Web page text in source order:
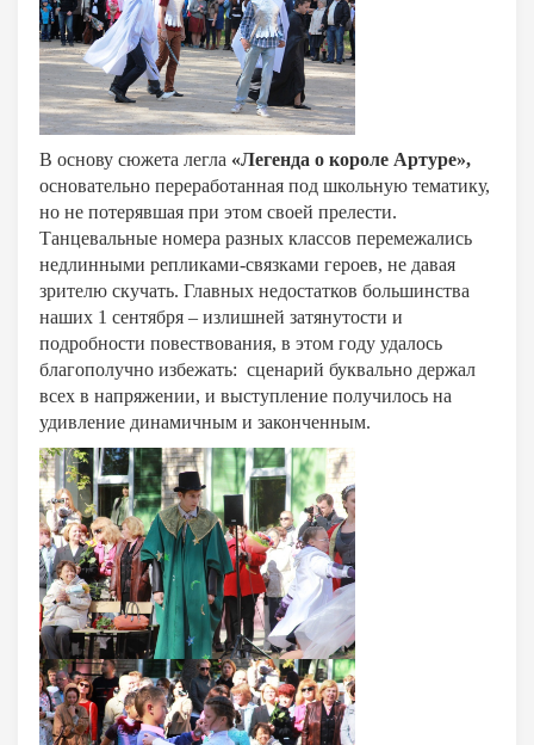
В основу сюжета легла «Легенда о короле Артуре»,
основательно переработанная под школьную тематику,
но не потерявшая при этом своей прелести.
Танцевальные номера разных классов перемежались
недлинными репликами-связками героев, не давая
зрителю скучать. Главных недостатков большинства
наших 1 сентября – излишней затянутости и
подробности повествования, в этом году удалось
благополучно избежать: сценарий буквально держал
всех в напряжении, и выступление получилось на
удивление динамичным и законченным.